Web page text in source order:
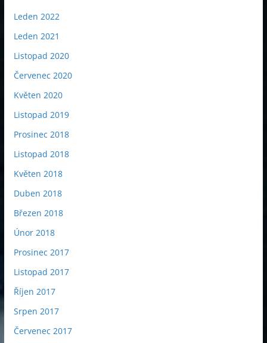
Leden 2022
Leden 2021
Listopad 2020
Červenec 2020
Květen 2020
Listopad 2019
Prosinec 2018
Listopad 2018
Květen 2018
Duben 2018
Březen 2018
Únor 2018
Prosinec 2017
Listopad 2017
Říjen 2017
Srpen 2017
Červenec 2017